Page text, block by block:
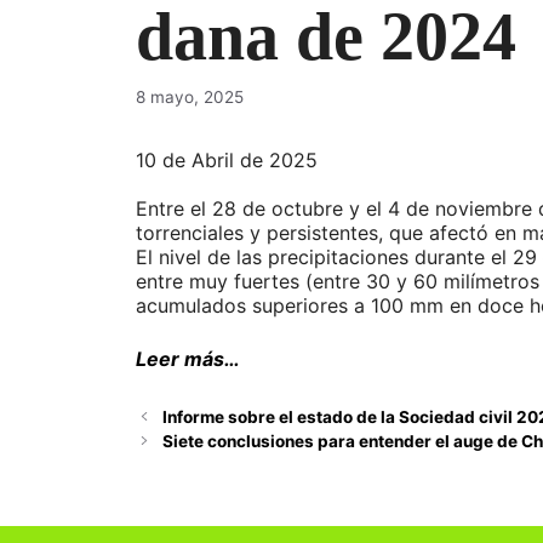
dana de 2024
8 mayo, 2025
10 de Abril de 2025
Entre el 28 de octubre y el 4 de noviembre
torrenciales y persistentes, que afectó en
El nivel de las precipitaciones durante el
entre muy fuertes (entre 30 y 60
acumulados superiores a 100 mm en doce
Leer más…
Informe sobre el estado de la Sociedad civil
Siete conclusiones para entender el auge de